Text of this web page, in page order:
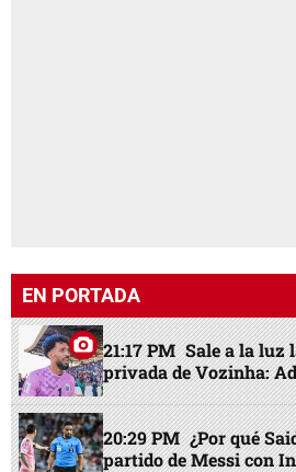
EN PORTADA
21:17 PM Sale a la luz
privada de Vozinha:
20:29 PM ¿Por qué
partido de Messi con